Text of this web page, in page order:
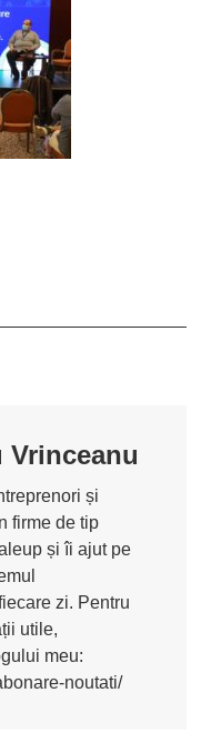
Vrinceanu
și
firme de tip
și îi ajut pe
zi. Pentru
utile,
meu:
noutati/